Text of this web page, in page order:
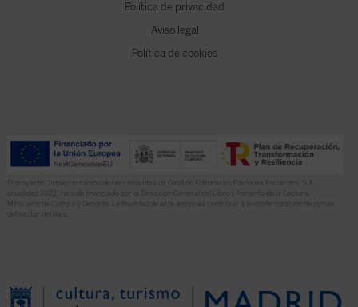
Política de privacidad
Aviso legal
Política de cookies
El proyecto “Implementación de herramientas de Gestión Editorial en Ediciones Encuentro, S.A.
anualidad 2022” ha sido financiado por la Dirección General del Libro y Fomento de la Lectura,
Ministerio de Cultura y Deporte. La finalidad de este apoyo es contribuir a la modernización de pymes
del sector del libro.